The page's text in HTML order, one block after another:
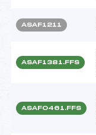
ASAF1211
ASAF1381.FFS
ASAF0461.FFS